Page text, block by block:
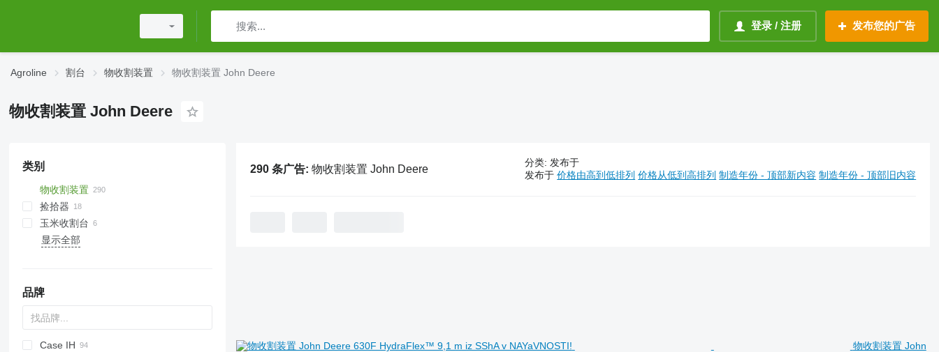
登录 / 注册 发布您的广告
Agroline 割台 物收割装置 物收割装置 John Deere
物收割装置 John Deere
类别
物收割装置
捡拾器
玉米收割台
显示全部
品牌
Crop Ranger
Spartan
Case IH
290 条广告: 物收割装置 John Deere
分类: 发布于
发布于 价格由高到低排列 价格从低到高排列 制造年份 - 顶部新内容 制造年份 - 顶部旧内容
物收割装置 John